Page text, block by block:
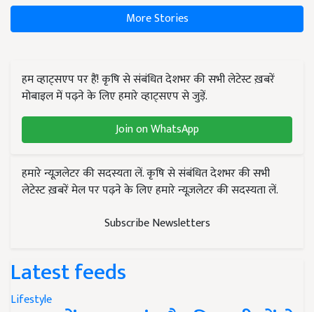
More Stories
हम व्हाट्सएप पर हैं! कृषि से संबंधित देशभर की सभी लेटेस्ट ख़बरें
मोबाइल में पढ़ने के लिए हमारे व्हाट्सएप से जुड़ें.
Join on WhatsApp
हमारे न्यूज़लेटर की सदस्यता लें. कृषि से संबंधित देशभर की सभी
लेटेस्ट ख़बरें मेल पर पढ़ने के लिए हमारे न्यूज़लेटर की सदस्यता लें.
Subscribe Newsletters
Latest feeds
Lifestyle